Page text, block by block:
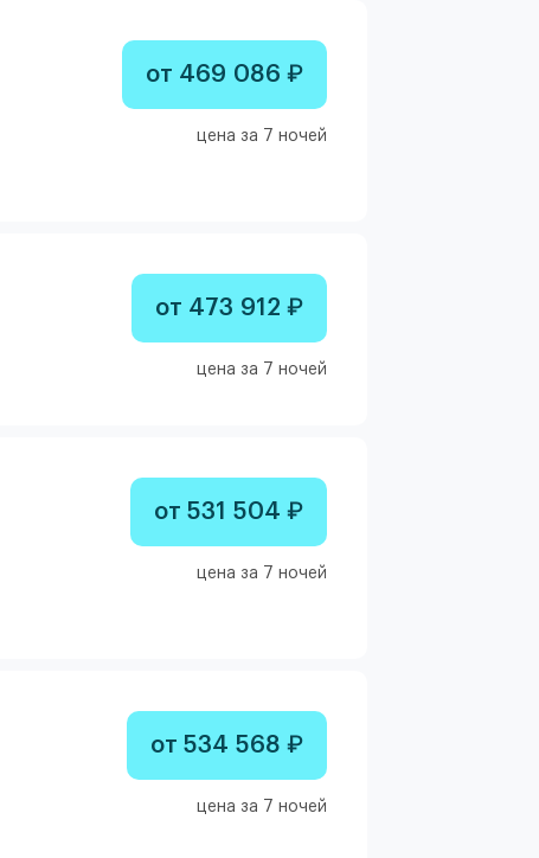
от 469 086 ₽
цена за 7 ночей
от 473 912 ₽
цена за 7 ночей
от 531 504 ₽
цена за 7 ночей
от 534 568 ₽
цена за 7 ночей